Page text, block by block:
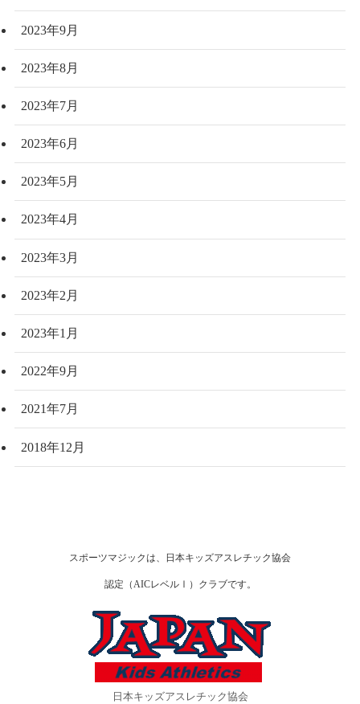
2023年9月
2023年8月
2023年7月
2023年6月
2023年5月
2023年4月
2023年3月
2023年2月
2023年1月
2022年9月
2021年7月
2018年12月
スポーツマジックは、日本キッズアスレチック協会
認定（AICレベルⅠ）クラブです。
日本キッズアスレチック協会